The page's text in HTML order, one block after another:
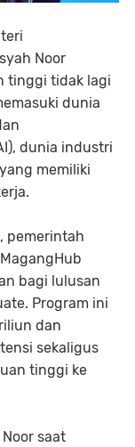
Noor
tinggi tidak lagi
dunia
dunia industri
memiliki
pemerintah
bagi lulusan
Program ini
dan
sekaligus
tinggi ke
saat